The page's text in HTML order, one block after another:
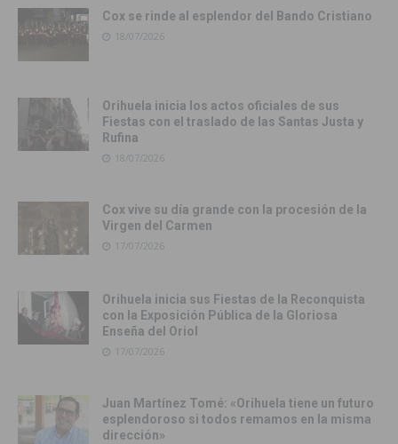
Cox se rinde al esplendor del Bando Cristiano
18/07/2026
Orihuela inicia los actos oficiales de sus
Fiestas con el traslado de las Santas Justa y
Rufina
18/07/2026
Cox vive su día grande con la procesión de la
Virgen del Carmen
17/07/2026
Orihuela inicia sus Fiestas de la Reconquista
con la Exposición Pública de la Gloriosa
Enseña del Oriol
17/07/2026
Juan Martínez Tomé: «Orihuela tiene un futuro
esplendoroso si todos remamos en la misma
dirección»